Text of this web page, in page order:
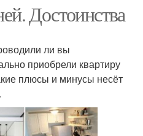
Достоинства
ли вы
приобрели квартиру
плюсы и минусы несёт